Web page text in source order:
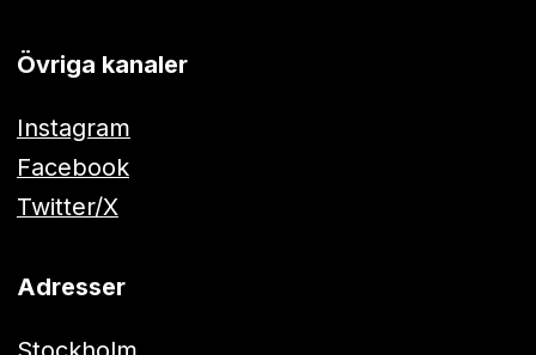
Övriga kanaler
Instagram
Facebook
Twitter/X
Adresser